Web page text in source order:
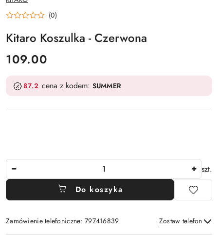
PRODUCENTA:
(0)
Kitaro Koszulka - Czerwona
cena:
109.00
87.2 cena z kodem: SUMMER
szt.
Do koszyka
Zamówienie telefoniczne: 797416839 Zostaw telefon